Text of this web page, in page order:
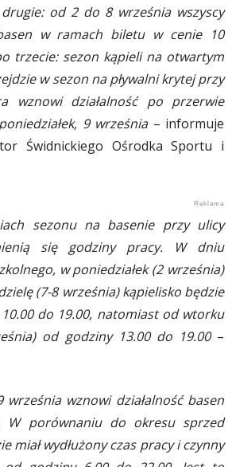
od 2 do 8 września wszyscy
w ramach biletu w cenie 10
trzecie: sezon kąpieli na otwartym
w sezon na pływalni krytej przy
wznowi działalność po przerwie
9 września – informuje
Świdnickiego Ośrodka Sportu i
sezonu na basenie przy ulicy
się godziny pracy. W dniu
w poniedziałek (2 września)
(7-8 września) kąpielisko będzie
do 19.00, natomiast od wtorku
od godziny 13.00 do 19.00–
września wznowi działalność basen
W porównaniu do okresu sprzed
miał wydłużony czas pracy i czynny